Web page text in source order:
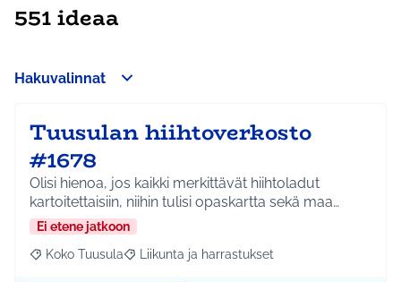
551 ideaa
Hakuvalinnat
Tuusulan hiihtoverkosto
#1678
Olisi hienoa, jos kaikki merkittävät hiihtoladut
kartoitettaisiin, niihin tulisi opaskartta sekä maa…
Ei etene jatkoon
Rajaa tulokset aihepiirin mukaan: Koko Tuusula
Koko Tuusula Rajaa tulokset teeman mukaan: Liikunta ja
Liikunta ja harrastukset